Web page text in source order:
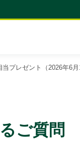
当プレゼント（2026年6
ご質問